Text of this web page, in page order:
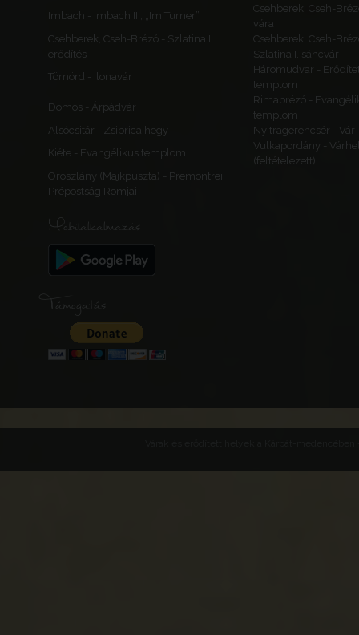
Imbach - Imbach II., „Im Turner”
Csehberek, Cseh-
vára
Csehberek, Cseh-Brézó - Szlatina II.
erődítés
Csehberek, Cseh-
Szlatina I. sáncvár
Tömörd - Ilonavár
Háromudvar -
templom
Dömös - Árpádvár
Rimabrézó -
templom
Alsócsitár - Zsibrica hegy
Nyitragerencsér - Vár
Kiéte - Evangélikus templom
Vulkapordány -
(feltételezett)
Oroszlány (Majkpuszta) - Premontrei
Prépostság Romjai
Mobilalkalmazás
Támogatás